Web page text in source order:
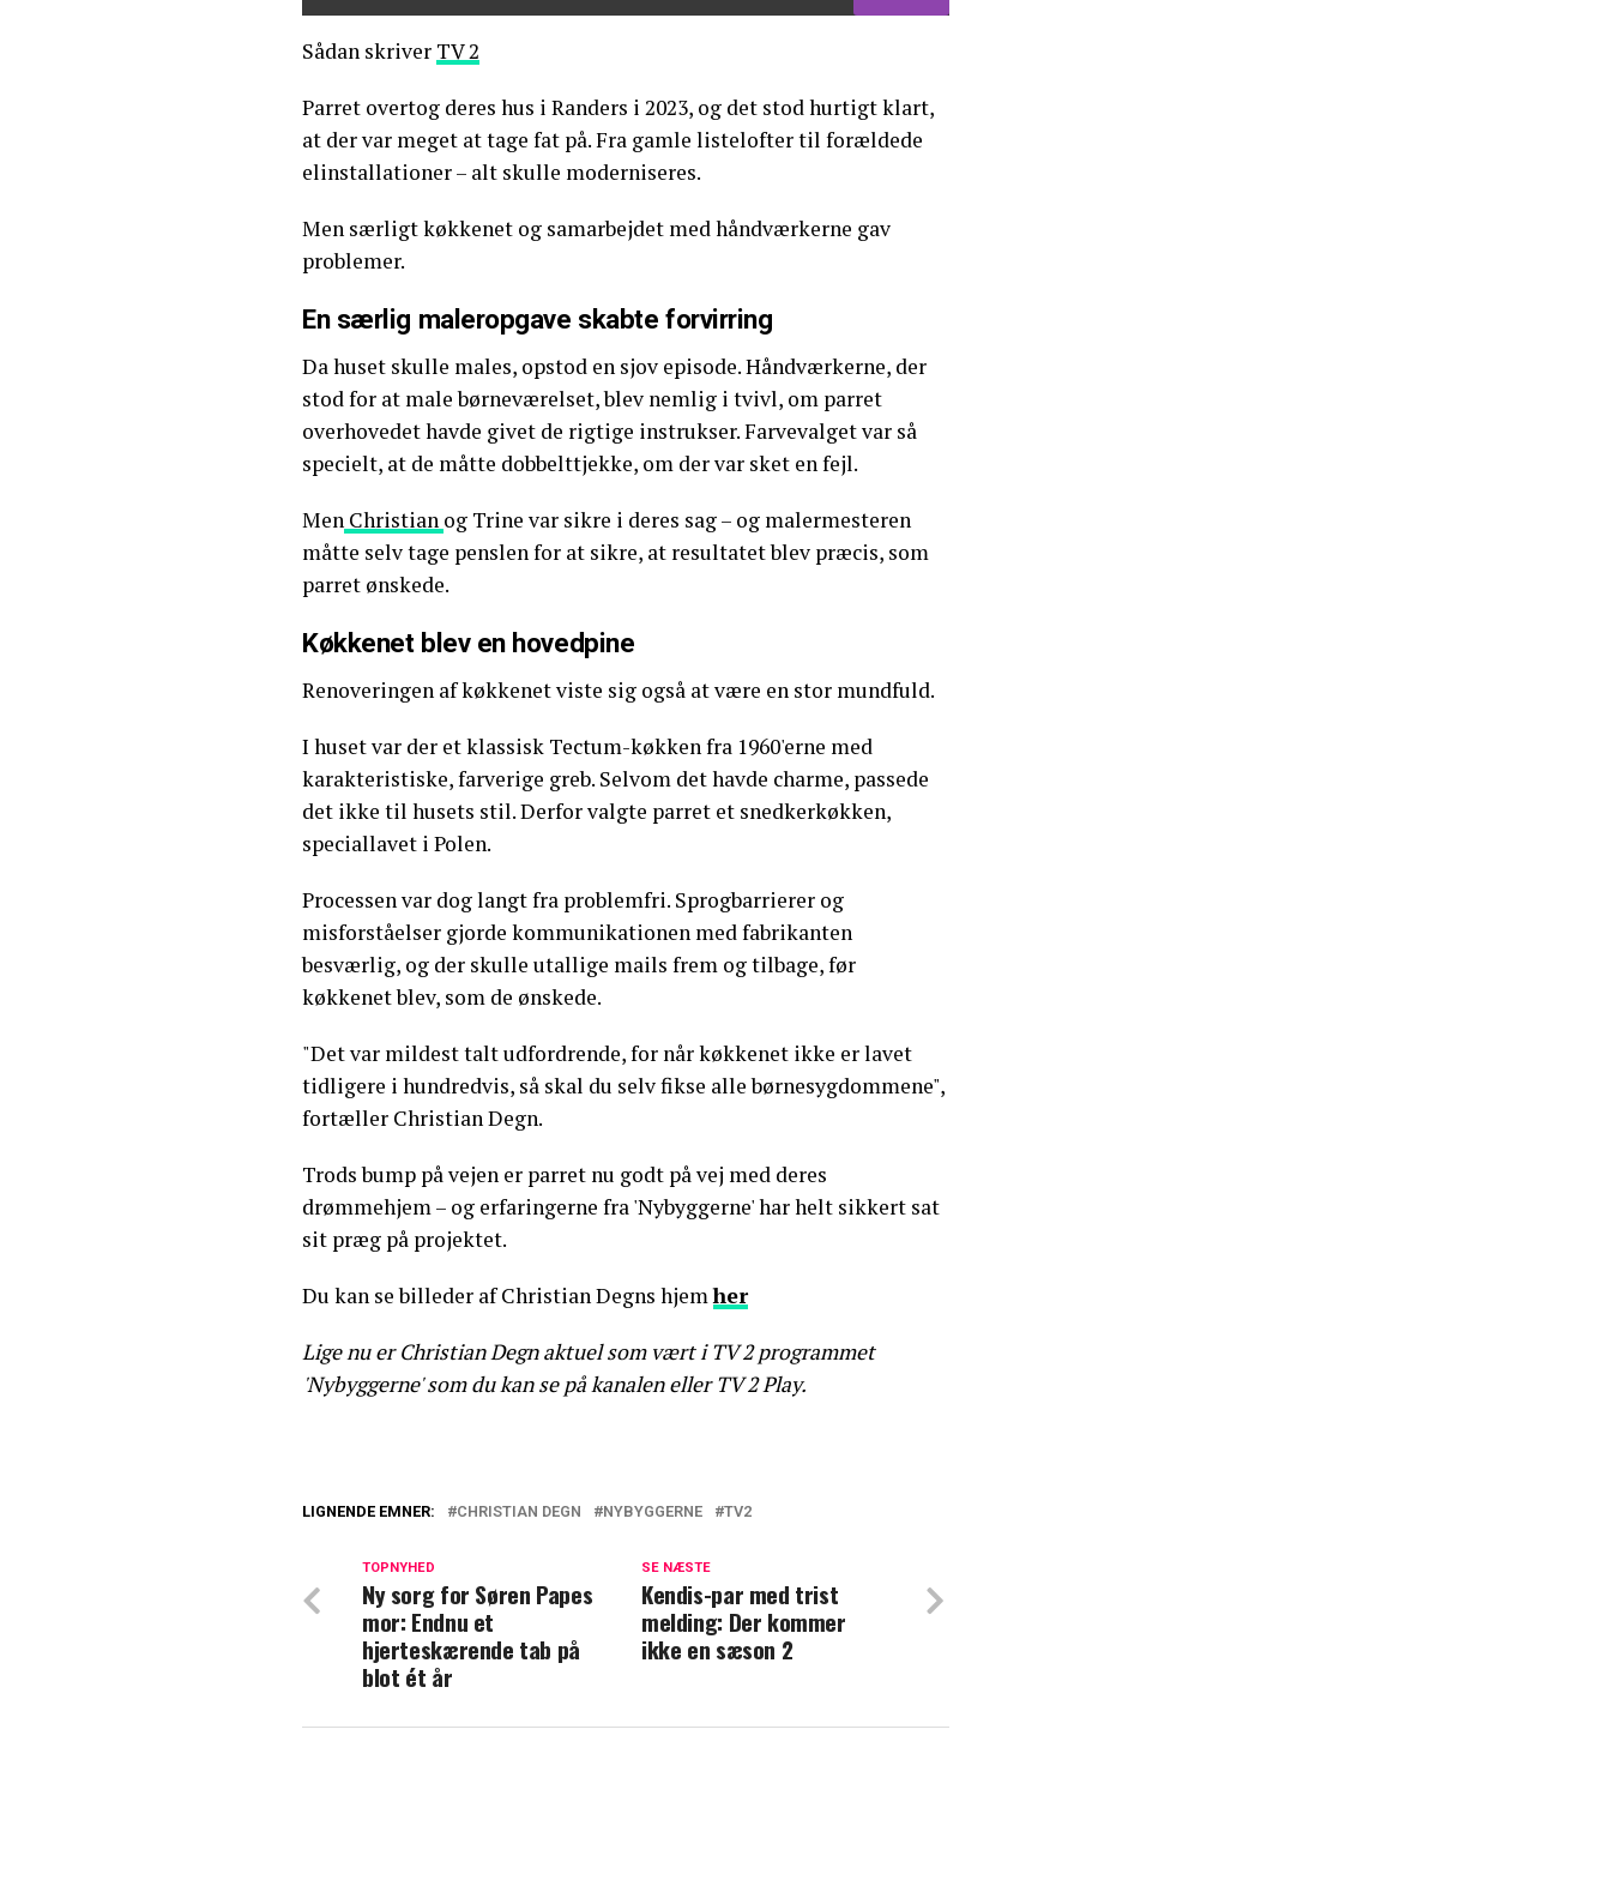
Sådan skriver TV 2
Parret overtog deres hus i Randers i 2023, og det stod hurtigt klart,
at der var meget at tage fat på. Fra gamle listelofter til forældede
elinstallationer – alt skulle moderniseres.
Men særligt køkkenet og samarbejdet med håndværkerne gav
problemer.
En særlig maleropgave skabte forvirring
Da huset skulle males, opstod en sjov episode. Håndværkerne, der
stod for at male børneværelset, blev nemlig i tvivl, om parret
overhovedet havde givet de rigtige instrukser. Farvevalget var så
specielt, at de måtte dobbelttjekke, om der var sket en fejl.
Men Christian og Trine var sikre i deres sag – og malermesteren
måtte selv tage penslen for at sikre, at resultatet blev præcis, som
parret ønskede.
Køkkenet blev en hovedpine
Renoveringen af køkkenet viste sig også at være en stor mundfuld.
I huset var der et klassisk Tectum-køkken fra 1960'erne med
karakteristiske, farverige greb. Selvom det havde charme, passede
det ikke til husets stil. Derfor valgte parret et snedkerkøkken,
speciallavet i Polen.
Processen var dog langt fra problemfri. Sprogbarrierer og
misforståelser gjorde kommunikationen med fabrikanten
besværlig, og der skulle utallige mails frem og tilbage, før
køkkenet blev, som de ønskede.
"Det var mildest talt udfordrende, for når køkkenet ikke er lavet
tidligere i hundredvis, så skal du selv fikse alle børnesygdommene",
fortæller Christian Degn.
Trods bump på vejen er parret nu godt på vej med deres
drømmehjem – og erfaringerne fra 'Nybyggerne' har helt sikkert sat
sit præg på projektet.
Du kan se billeder af Christian Degns hjemher
Lige nu er Christian Degn aktuel som vært i TV 2 programmet
'Nybyggerne' som du kan se på kanalen eller TV 2 Play.
Sådan har livet ændret sig, siden hun selv var med
Christian Degn afslører: Derfor har der ikke været bryllup
endnu
LIGNENDE EMNER: CHRISTIAN DEGN NYBYGGERNE TV2
SE NÆSTE
Kendis-par med trist
melding: Der kommer
ikke en sæson 2
TOPNYHED
Ny sorg for Søren Papes
mor: Endnu et
hjerteskærende tab på
blot ét år